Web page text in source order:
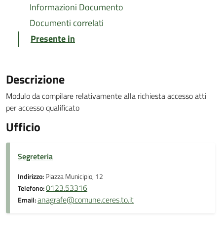
Informazioni Documento
Documenti correlati
Presente in
Descrizione
Modulo da compilare relativamente alla richiesta accesso atti
per accesso qualificato
Ufficio
Segreteria
Indirizzo:Piazza Municipio, 12
Telefono:0123.53316
Email:anagrafe@comune.ceres.to.it